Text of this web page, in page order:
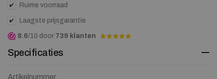
Ruime voorraad
Laagste prijsgarantie
8.6/10 door 739 klanten
Specificaties
Artikelnummer